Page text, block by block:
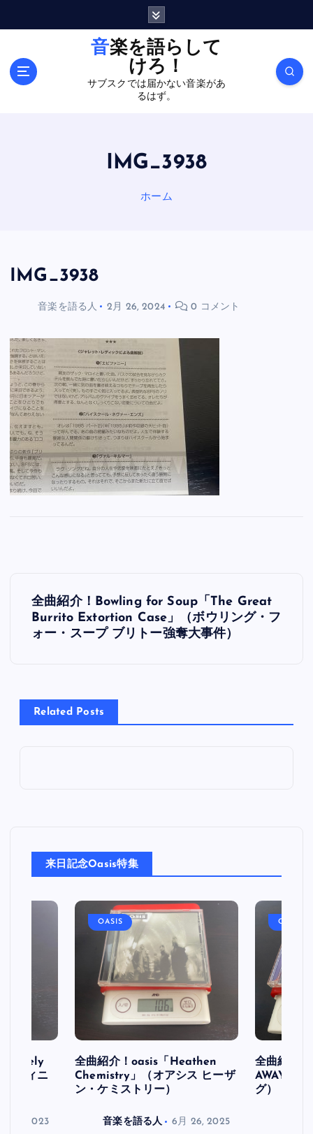
音楽を語らして
けろ！
サブスクでは届かない音楽があ
るはず。
IMG_3938
ホーム
IMG_3938
音楽を語る人 2月 26, 2024 0 コメント
投
稿
ビ
ゲ
全曲紹介！Bowling for Soup「The Great
Burrito Extortion Case」（ボウリング・フ
ォー・スープ ブリトー強奪大事件）
Related Posts
来日記念Oasis特集
フィニ
30, 2023
OASIS
全曲紹介！oasis「Heathen
Chemistry」（オアシス ヒーザ
ン・ケミストリー）
音楽を語る人 6月 26, 2025
OASIS
全曲紹介
AWAY」
グ）